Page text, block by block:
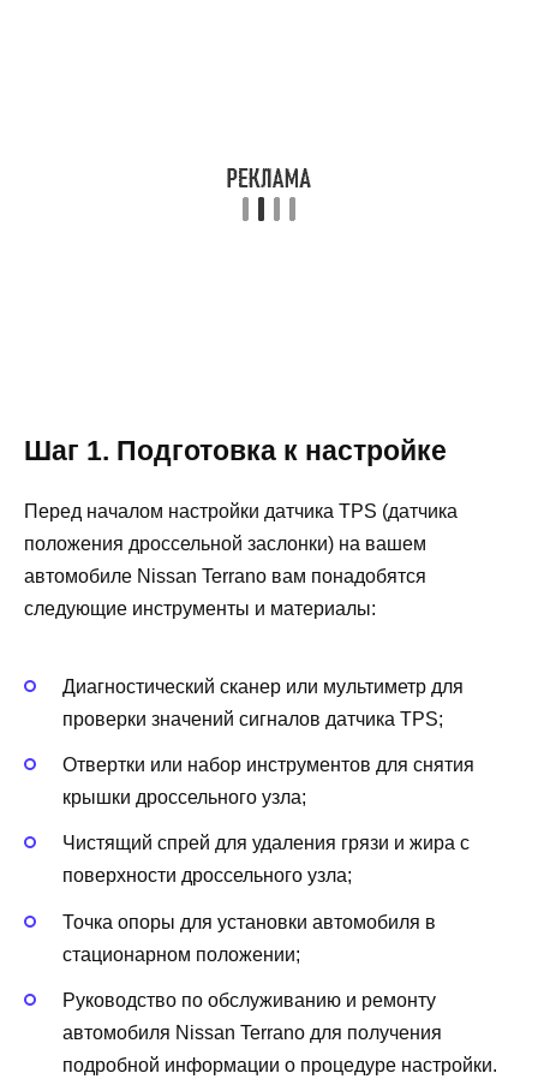
Шаг 1. Подготовка к настройке
Перед началом настройки датчика TPS (датчика
положения дроссельной заслонки) на вашем
автомобиле Nissan Terrano вам понадобятся
следующие инструменты и материалы:
Диагностический сканер или мультиметр для
проверки значений сигналов датчика TPS;
Отвертки или набор инструментов для снятия
крышки дроссельного узла;
Чистящий спрей для удаления грязи и жира с
поверхности дроссельного узла;
Точка опоры для установки автомобиля в
стационарном положении;
Руководство по обслуживанию и ремонту
автомобиля Nissan Terrano для получения
подробной информации о процедуре настройки.